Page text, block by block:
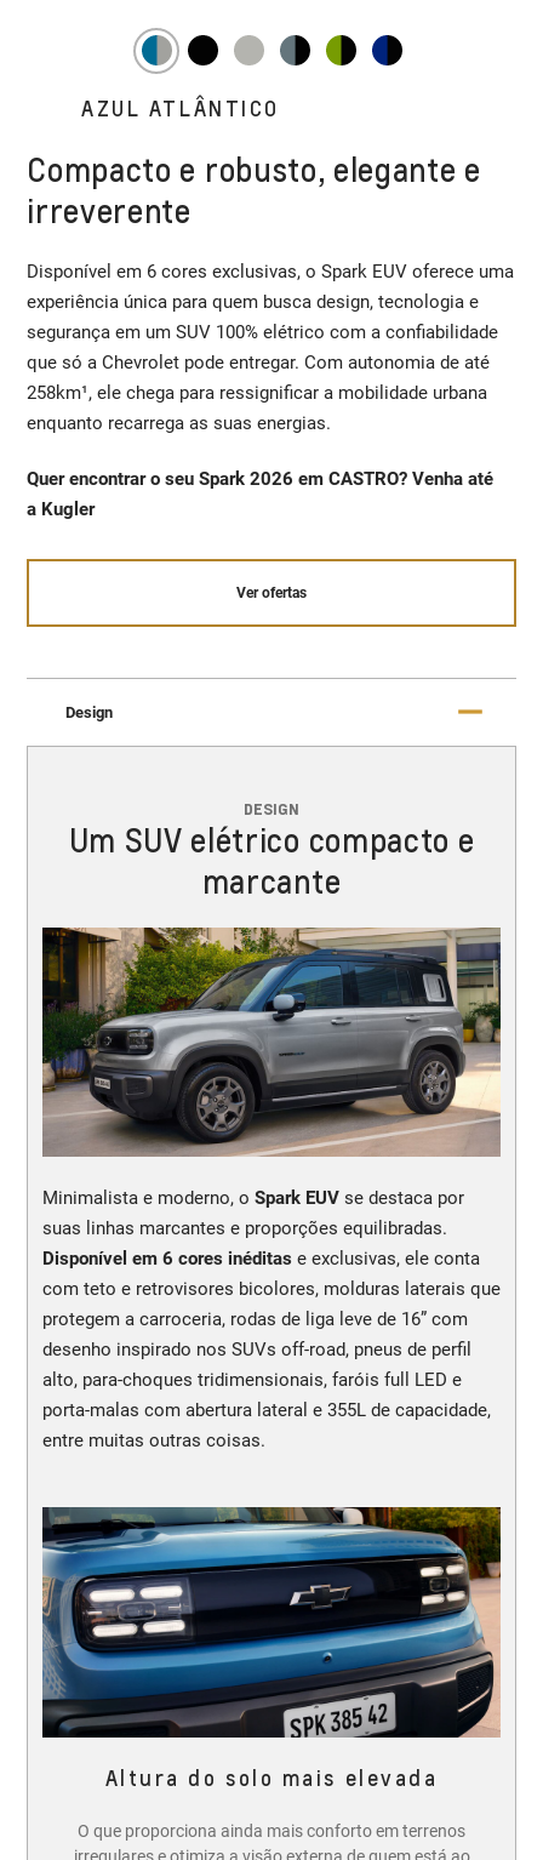
AZUL ATLÂNTICO
Compacto e robusto, elegante e
irreverente
Disponível em 6 cores exclusivas, o Spark EUV oferece uma
experiência única para quem busca design, tecnologia e
segurança em um SUV 100% elétrico com a confiabilidade
que só a Chevrolet pode entregar. Com autonomia de até
258km¹, ele chega para ressignificar a mobilidade urbana
enquanto recarrega as suas energias.
Quer encontrar o seu Spark 2026 em CASTRO? Venha até
a Kugler
Ver ofertas
Design
DESIGN
Um SUV elétrico compacto e
marcante
Minimalista e moderno, o Spark EUVse destaca por
suas linhas marcantes e proporções equilibradas.
Disponível em 6 cores inéditas e exclusivas, ele conta
com teto e retrovisores bicolores, molduras laterais que
protegem a carroceria, rodas de liga leve de 16” com
desenho inspirado nos SUVs off-road, pneus de perfil
alto, para-choques tridimensionais, faróis full LED e
porta-malas com abertura lateral e 355L de capacidade,
entre muitas outras coisas.
Altura do solo mais elevada
O que proporciona ainda mais conforto em terrenos